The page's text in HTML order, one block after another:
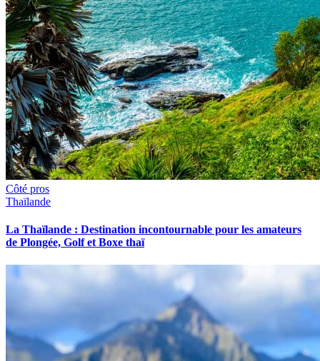
Côté pros
Thaïlande
La Thaïlande : Destination incontournable pour les amateurs
de Plongée, Golf et Boxe thaï